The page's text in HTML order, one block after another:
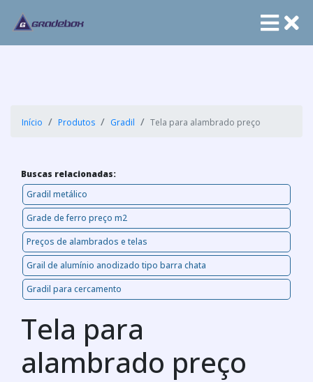
Início Produtos Gradil Tela para alambrado preço
Buscas relacionadas:
Gradil metálico
Grade de ferro preço m2
Preços de alambrados e telas
Grail de alumínio anodizado tipo barra chata
Gradil para cercamento
Tela para
alambrado preço